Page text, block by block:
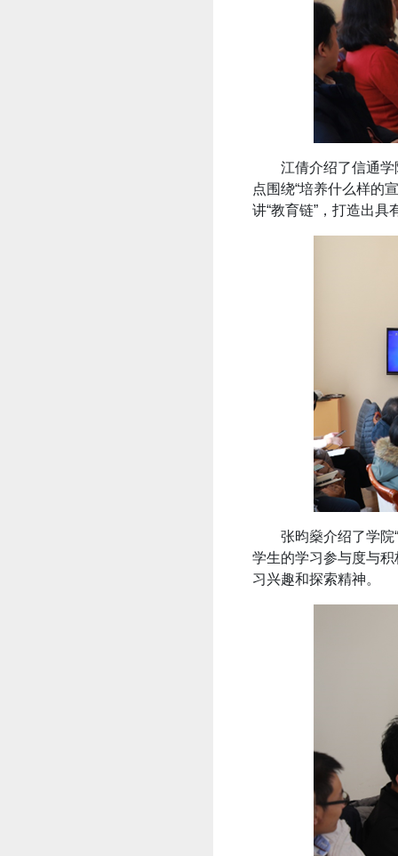
江倩介绍了信通
点围绕“培养什么样的
讲“教育链”，打造出
张昀燊介绍了学
学生的学习参与度与
习兴趣和探索精神。